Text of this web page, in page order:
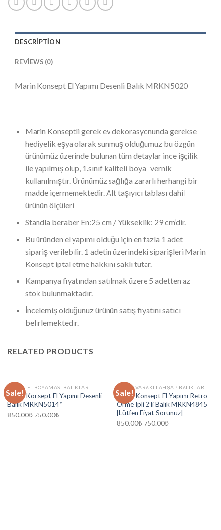
DESCRIPTION
REVIEWS (0)
Marin Konsept El Yapımı Desenli Balık MRKN5020
Marin Konseptli gerek ev dekorasyonunda gerekse
hediyelik eşya olarak sunmuş olduğumuz bu özgün
ürünümüz üzerinde bulunan tüm detaylar ince işçilik
ile yapılmış olup, 1.sınıf kaliteli boya, vernik
kullanılmıştır. Ürünümüz sağlığa zararlı herhangi bir
madde içermemektedir. Alt taşıyıcı tablası dahil
ürünün ölçüleri
Standla beraber En:25 cm / Yükseklik: 29 cm’dir.
Bu üründen el yapımı olduğu için en fazla 1 adet
sipariş verilebilir. 1 adetin üzerindeki siparişleri Marin
Konsept iptal etme hakkını saklı tutar.
Kampanya fiyatından satılmak üzere 5 adetten az
stok bulunmaktadır.
İncelemiş olduğunuz ürünün satış fiyatını satıcı
belirlemektedir.
RELATED PRODUCTS
Sale!
MARIN EL BOYAMASI BALIKLAR
Marin Konsept El Yapımı Desenli
Balık MRKN5014*
850.00₺ 750.00₺
Sale!
RETRO VARAKLI AHŞAP BALIKLAR
Marin Konsept El Yapımı Retro
Örme Ipli 2’li Balık MRKN4845
[Lütfen Fiyat Sorunuz]-
850.00₺ 750.00₺